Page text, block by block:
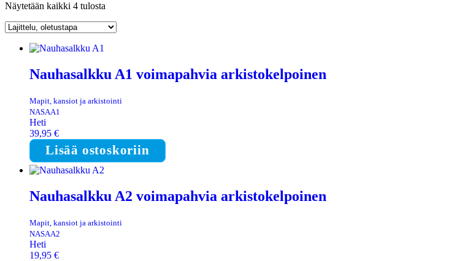
Näytetään kaikki 4 tulosta
Nauhasalkku A1 voimapahvia arkistokelpoinen
Mapit, kansiot ja arkistointi
NASAA1
Heti
39,95 €
Lisää ostoskoriin
Nauhasalkku A2 voimapahvia arkistokelpoinen
Mapit, kansiot ja arkistointi
NASAA2
Heti
19,95 €